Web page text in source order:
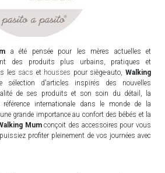
a été pensée pour les mères actuelles et
des produits plus urbains, pratiques et
les sacs et housses pour siège-auto,Walking
sélection d'articles inspirés des nouvelles
de ses produits et son soin du détail, la
internationale dans le monde de la
grande importance au confort des bébés et la
Mumconçoit des accessoires pour vous
profiter pleinement de vos journées avec